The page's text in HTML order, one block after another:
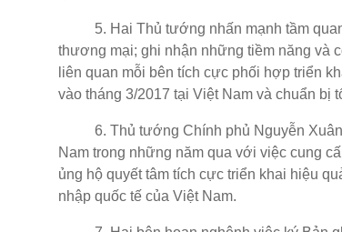
5. Hai Thủ tướng nhấn mạnh tầm quan
thương mại; ghi nhận những tiềm năng và
liên quan mỗi bên tích cực phối hợp triển
vào tháng 3/2017 tại Việt Nam và chuẩn bị
6. Thủ tướng Chính phủ Nguyễn Xuân
Nam trong những năm qua với việc cung
ủng hộ quyết tâm tích cực triển khai hiệu
nhập quốc tế của Việt Nam.